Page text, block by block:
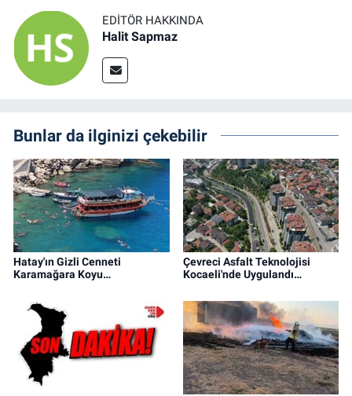
EDITÖR HAKKINDA
Halit Sapmaz
Bunlar da ilginizi çekebilir
Hatay'ın Gizli Cenneti
Karamağara Koyu…
Çevreci Asfalt Teknolojisi
Kocaeli'nde Uygulandı…